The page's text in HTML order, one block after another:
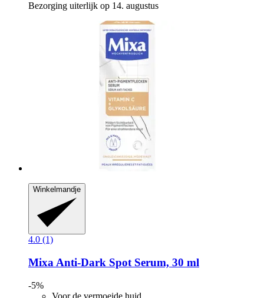
Bezorging uiterlijk op 14. augustus
Winkelmandje
4.0 (1)
Mixa Anti-​Dark Spot Serum, 30 ml
-5%
Voor de vermoeide huid